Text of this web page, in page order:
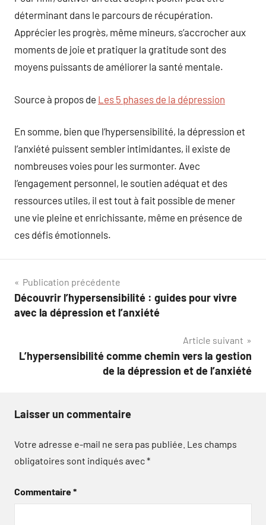
déterminant dans le parcours de récupération.
Apprécier les progrès, même mineurs, s’accrocher aux
moments de joie et pratiquer la gratitude sont des
moyens puissants de améliorer la santé mentale.
Source à propos de Les 5 phases de la dépression
En somme, bien que l’hypersensibilité, la dépression et
l’anxiété puissent sembler intimidantes, il existe de
nombreuses voies pour les surmonter. Avec
l’engagement personnel, le soutien adéquat et des
ressources utiles, il est tout à fait possible de mener
une vie pleine et enrichissante, même en présence de
ces défis émotionnels.
Navigation
de
Publication précédente
Découvrir l’hypersensibilité : guides pour vivre
avec la dépression et l’anxiété
Article suivant
L’hypersensibilité comme chemin vers la gestion
de la dépression et de l’anxiété
Laisser un commentaire
Votre adresse e-mail ne sera pas publiée. Les champs
obligatoires sont indiqués avec*
Commentaire*